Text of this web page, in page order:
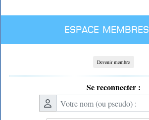
Espace membres
Devenir membre
Se reconnecter :